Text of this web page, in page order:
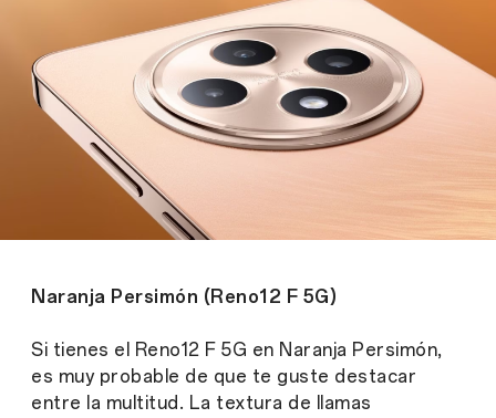
Naranja Persimón (Reno12 F 5G)
Si tienes el Reno12 F 5G en Naranja Persimón,
es muy probable de que te guste destacar
entre la multitud. La textura de llamas